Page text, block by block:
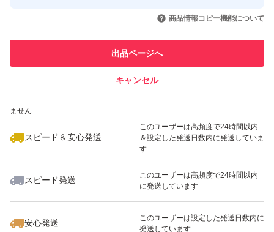
引を完了させた実績があります
での取引実績があります
ません
スピード＆安心発送
このユーザーは高頻度で24時間以内
＆設定した発送日数内に発送していま
す
スピード発送
このユーザーは高頻度で24時間以内
に発送しています
安心発送
このユーザーは設定した発送日数内に
発送しています
商品情報コピー機能について
出品ページへ
キャンセル
いいね！
1,100